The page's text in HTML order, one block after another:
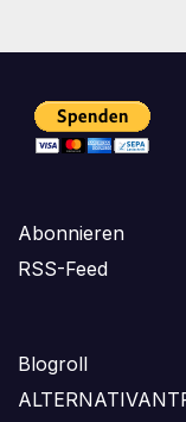
Abonnieren
RSS-Feed
Blogroll